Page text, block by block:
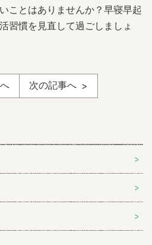
ことはありませんか？早寝早起
習慣を見直して過ごしましょ
次の記事へ